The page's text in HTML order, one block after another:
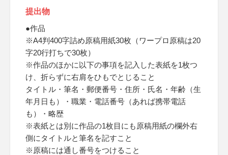
提出物
●作品
※A4判400字詰め原稿用紙30枚（ワープロ原稿は20
字20行打ちで30枚）
※作品のほかに以下の事項を記入した表紙を1枚つ
け、折らずに右肩をひもでとじること
タイトル・筆名・郵便番号・住所・氏名・年齢（生
年月日も）・職業・電話番号（あれば携帯電話
も）・略歴
※表紙とは別に作品の1枚目にも原稿用紙の欄外右
側にタイトルと筆名を記すこと
※原稿には通し番号をつけること